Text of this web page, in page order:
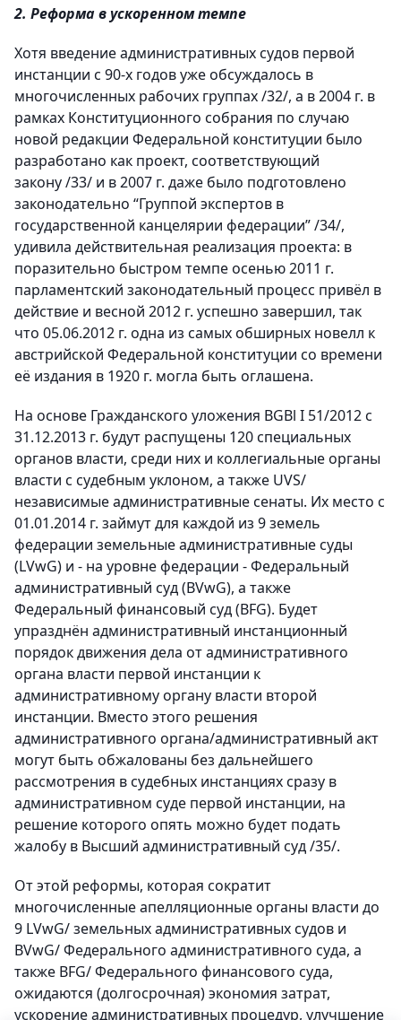
2. Реформа в ускоренном темпе
Хотя введение административных судов первой
инстанции с 90-х годов уже обсуждалось в
многочисленных рабочих группах /32/, а в 2004 г. в
рамках Конституционного собрания по случаю
новой редакции Федеральной конституции было
разработано как проект, соответствующий
закону /33/ и в 2007 г. даже было подготовлено
законодательно “Группой экспертов в
государственной канцелярии федерации” /34/,
удивила действительная реализация проекта: в
поразительно быстром темпе осенью 2011 г.
парламентский законодательный процесс привёл в
действие и весной 2012 г. успешно завершил, так
что 05.06.2012 г. одна из самых обширных новелл к
австрийской Федеральной конституции со времени
её издания в 1920 г. могла быть оглашена.
На основе Гражданского уложения BGBl I 51/2012 с
31.12.2013 г. будут распущены 120 специальных
органов власти, среди них и коллегиальные органы
власти с судебным уклоном, а также UVS/
независимые административные сенаты. Их место с
01.01.2014 г. займут для каждой из 9 земель
федерации земельные административные суды
(LVwG) и - на уровне федерации - Федеральный
административный суд (BVwG), а также
Федеральный финансовый суд (BFG). Будет
упразднён административный инстанционный
порядок движения дела от административного
органа власти первой инстанции к
административному органу власти второй
инстанции. Вместо этого решения
административного органа/административный акт
могут быть обжалованы без дальнейшего
рассмотрения в судебных инстанциях сразу в
административном суде первой инстанции, на
решение которого опять можно будет подать
жалобу в Высший административный суд /35/.
От этой реформы, которая сократит
многочисленные апелляционные органы власти до
9 LVwG/ земельных административных судов и
BVwG/ Федерального административного суда, а
также BFG/ Федерального финансового суда,
ожидаются (долгосрочная) экономия затрат,
ускорение административных процедур, улучшение